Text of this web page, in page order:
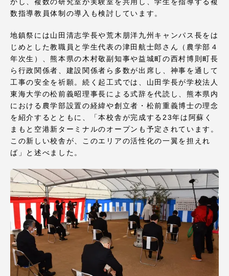
数指導教員体制の導入も検討しています。
地鎮祭には山田清志学長や荒木朋洋九州キャンパス長をは
じめとした教職員と学生代表の津田航士郎さん（農学部４
年次生）、熊本県の木村敬副知事や益城町の西村博則町長
ら行政関係者、建設関係者ら多数が出席し、神事を通して
工事の安全を祈願。続く起工式では、山田学長が学校法人
東海大学の松前義昭理事長による式辞を代読し、熊本県内
における農学部設置の経緯や創立者・松前重義博士の理念
を紹介するとともに、「本校舎が完成する23年は阿蘇く
まもと空港新ターミナルのオープンも予定されています。
この新しい校舎が、このエリアの活性化の一翼を担えれ
ば」と述べました。
教育研究上の目的及び養成する人材像と３つの
ポリシー
資料請求
在学生・保護者向けポータル（TIPS） 本学教職員向け情報
中文